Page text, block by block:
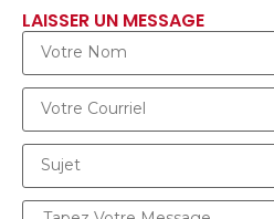
LAISSER UN MESSAGE